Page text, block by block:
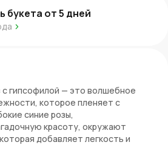
букета от5 дней
с гипсофилой — это волшебное
которое пленяет с
синие розы,
красоту, окружают
добавляет легкость и